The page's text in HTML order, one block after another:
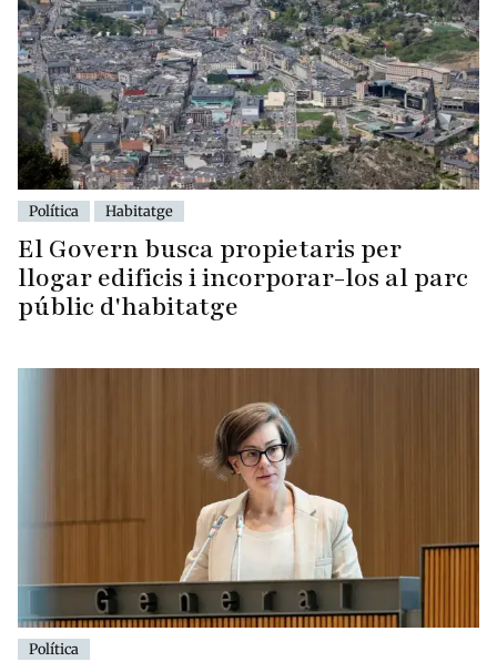
Política Habitatge
El Govern busca propietaris per
llogar edificis i incorporar-los al parc
públic d'habitatge
Política